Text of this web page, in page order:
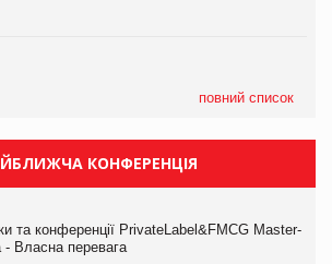
повний список
КОНФЕРЕНЦІЯ
та конференції PrivateLabel&FMCG Master-
Власна перевага